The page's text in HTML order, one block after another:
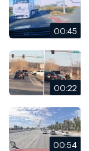
00:45
00:22
00:54